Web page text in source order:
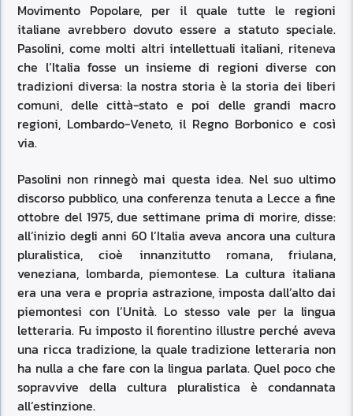
Movimento Popolare, per il quale tutte le regioni
italiane avrebbero dovuto essere a statuto speciale.
Pasolini, come molti altri intellettuali italiani, riteneva
che l’Italia fosse un insieme di regioni diverse con
tradizioni diversa: la nostra storia è la storia dei liberi
comuni, delle città-stato e poi delle grandi macro
regioni, Lombardo-Veneto, il Regno Borbonico e così
via.
Pasolini non rinnegò mai questa idea. Nel suo ultimo
discorso pubblico, una conferenza tenuta a Lecce a fine
ottobre del 1975, due settimane prima di morire, disse:
all’inizio degli anni 60 l’Italia aveva ancora una cultura
pluralistica, cioè innanzitutto romana, friulana,
veneziana, lombarda, piemontese. La cultura italiana
era una vera e propria astrazione, imposta dall’alto dai
piemontesi con l’Unità. Lo stesso vale per la lingua
letteraria. Fu imposto il fiorentino illustre perché aveva
una ricca tradizione, la quale tradizione letteraria non
ha nulla a che fare con la lingua parlata. Quel poco che
sopravvive della cultura pluralistica è condannata
all’estinzione.